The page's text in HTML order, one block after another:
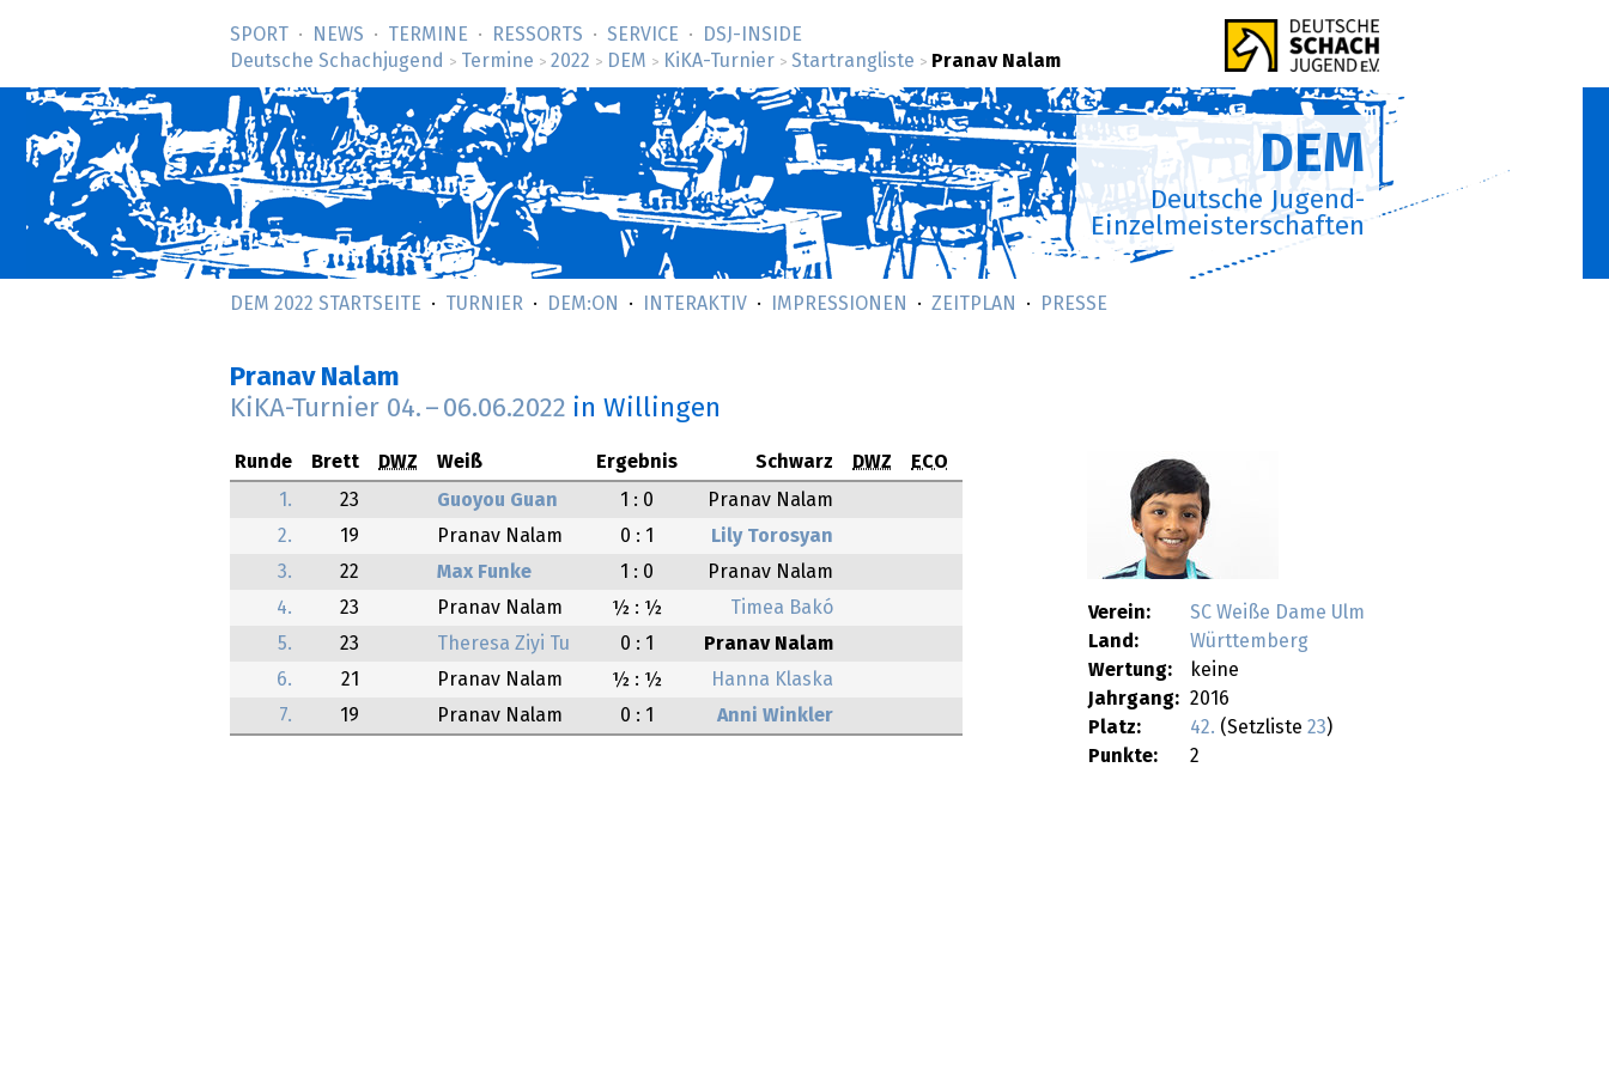
SPORT NEWS TERMINE RESSORTS SERVICE
DSJ-­INSIDE
Deutsche Schachjugend
> Termine > 2022 > DEM > KiKA-Turnier > Startrangliste > Pranav Nalam
DEM
Deutsche Jugend-
Einzelmeisterschaften
DEM 2022 STARTSEITE TURNIER DEM:ON INTERAKTIV IMPRESSIONEN ZEITPLAN PRESSE
Pranav Nalam
KiKA-Turnier 04. – 06.06.2022 in Willingen
Verein:
SC Weiße Dame Ulm
Land:
Württemberg
Wertung:
keine
Jahrgang: 2016
Platz:
42. (Setzliste 23)
Punkte:
2
Runde Brett DWZ Weiß Ergebnis Schwarz DWZ
ECO
1.
23 Guoyou Guan 1 : 0
Pranav Nalam
2.
19 Pranav Nalam 0 : 1
Lily Torosyan
3.
22 Max Funke 1 : 0
Pranav Nalam
4.
23 Pranav Nalam ½ : ½
Timea Bakó
5.
23 Theresa Ziyi Tu 0 : 1
Pranav Nalam
6.
21 Pranav Nalam ½ : ½
Hanna Klaska
7.
19 Pranav Nalam 0 : 1 Anni Winkler